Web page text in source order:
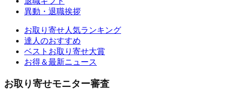
異動・退職挨拶
お取り寄せ人気ランキング
達人のおすすめ
ベストお取り寄せ大賞
お得＆最新ニュース
お取り寄せモニター審査